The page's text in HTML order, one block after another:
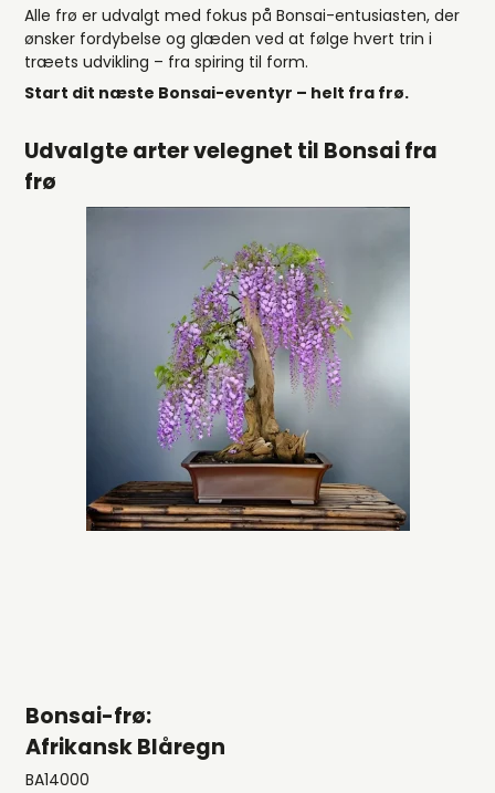
Alle frø er udvalgt med fokus på Bonsai-entusiasten, der
ønsker fordybelse og glæden ved at følge hvert trin i
træets udvikling – fra spiring til form.
Start dit næste Bonsai-eventyr – helt fra frø.
Udvalgte arter velegnet til Bonsai fra
frø
Bonsai-frø:
Afrikansk Blåregn
BA14000